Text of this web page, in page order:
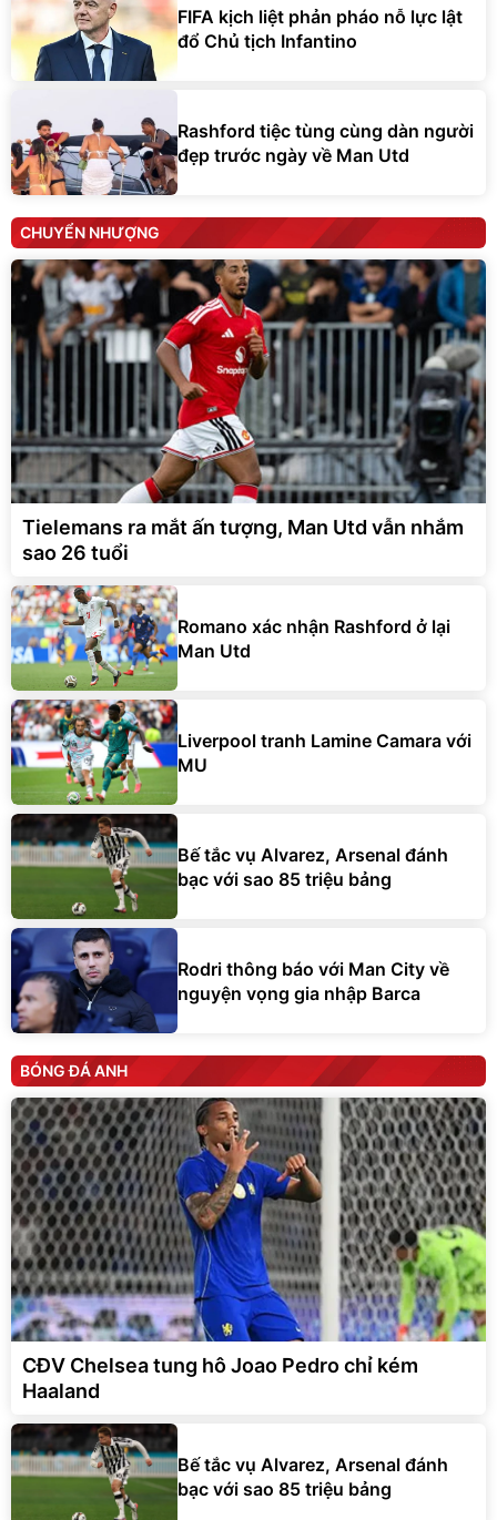
FIFA kịch liệt phản pháo nỗ lực lật
đổ Chủ tịch Infantino
Rashford tiệc tùng cùng dàn người
đẹp trước ngày về Man Utd
CHUYỂN NHƯỢNG
Tielemans ra mắt ấn tượng, Man Utd vẫn nhắm
sao 26 tuổi
Romano xác nhận Rashford ở lại
Man Utd
Liverpool tranh Lamine Camara với
MU
Bế tắc vụ Alvarez, Arsenal đánh
bạc với sao 85 triệu bảng
Rodri thông báo với Man City về
nguyện vọng gia nhập Barca
BÓNG ĐÁ ANH
CĐV Chelsea tung hô Joao Pedro chỉ kém
Haaland
Bế tắc vụ Alvarez, Arsenal đánh
bạc với sao 85 triệu bảng